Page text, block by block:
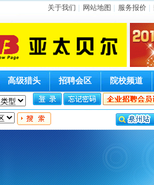
关于我们 网站地图 服务报价
高级猎头 招聘会区 院校频道